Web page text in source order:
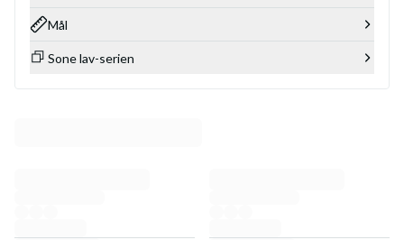
Mål
Sone lav-serien